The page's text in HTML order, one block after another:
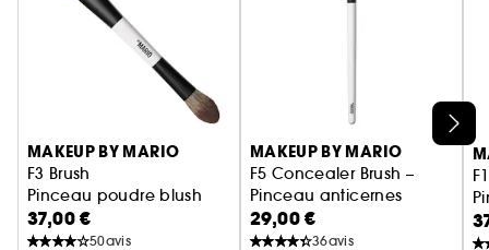
Ignorer le carrousel produits
MAKEUP BY MARIO
F3 Brush
Pinceau poudre blush
37,00 €
50avis
MAKEUP BY MARIO
F5 Concealer Brush –
Pinceau anticernes
29,00 €
36avis